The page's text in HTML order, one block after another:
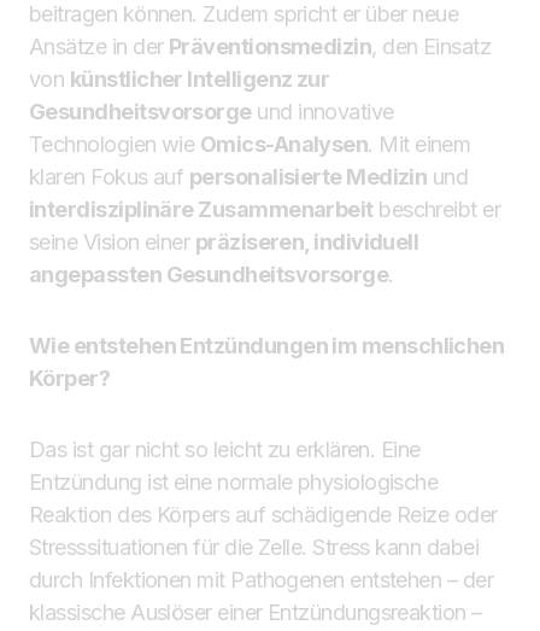
beitragen können. Zudem spricht er über neue
Ansätze in der Präventionsmedizin, den Einsatz
von künstlicher Intelligenz zur
Gesundheitsvorsorgeund innovative
Technologien wie Omics-Analysen. Mit einem
klaren Fokus auf personalisierte Medizin und
interdisziplinäre Zusammenarbeitbeschreibt er
seine Vision einer präziseren, individuell
angepassten Gesundheitsvorsorge.
Wie entstehen Entzündungen im menschlichen
Körper?
Das ist gar nicht so leicht zu erklären. Eine
Entzündung ist eine normale physiologische
Reaktion des Körpers auf schädigende Reize oder
Stresssituationen für die Zelle. Stress kann dabei
durch Infektionen mit Pathogenen entstehen – der
klassische Auslöser einer Entzündungsreaktion –